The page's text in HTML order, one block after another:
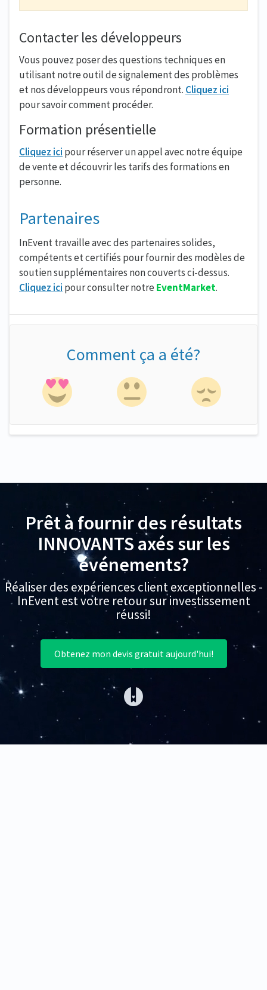
Contacter les développeurs
Vous pouvez poser des questions techniques en
utilisant notre outil de signalement des problèmes
et nos développeurs vous répondront. Cliquez ici
pour savoir comment procéder.
Formation présentielle
Cliquez ici pour réserver un appel avec notre équipe
de vente et découvrir les tarifs des formations en
personne.
Partenaires
InEvent travaille avec des partenaires solides,
compétents et certifiés pour fournir des modèles de
soutien supplémentaires non couverts ci-dessus.
Cliquez ici pour consulter notre EventMarket.
Comment ça a été?
Prêt à fournir des résultats
INNOVANTS axés sur les
événements?
Réaliser des expériences client exceptionnelles -
InEvent est votre retour sur investissement
réussi!
Obtenez mon devis gratuit aujourd'hui!